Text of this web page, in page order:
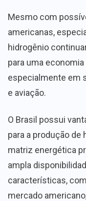
Mesmo com
americanas,
hidrogênio
para uma
especialmente em
e aviação.
O Brasil possui
para a produção de
matriz energética
ampla
características,
mercado